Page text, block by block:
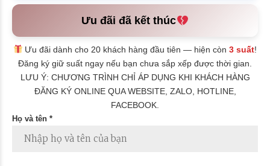
Ưu đãi đã kết thúc
Ưu đãi dành cho 20 khách hàng đầu tiên — hiện còn3 suất!
Đăng ký giữ suất ngay nếu bạn chưa sắp xếp được thời gian.
LƯU Ý: CHƯƠNG TRÌNH CHỈ ÁP DỤNG KHI KHÁCH HÀNG
ĐĂNG KÝ ONLINE QUA WEBSITE, ZALO, HOTLINE,
FACEBOOK.
Họ và tên *